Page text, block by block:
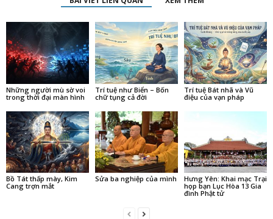
Những người mù sờ voi
trong thời đại màn hình
Trí tuệ như Biển – Bốn
chữ tụng cả đời
Trí tuệ Bát nhã và Vũ
điệu của vạn pháp
Bồ Tát thấp mày, Kim
Cang trợn mắt
Sửa ba nghiệp của mình
Hưng Yên: Khai mạc Trại
họp bạn Lục Hòa 13 Gia
đình Phật tử